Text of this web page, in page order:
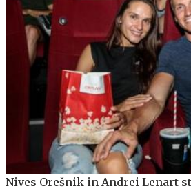
Nives Orešnik in Andrei Lenart